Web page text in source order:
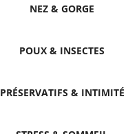
NEZ & GORGE
POUX & INSECTES
PRÉSERVATIFS & INTIMITÉ